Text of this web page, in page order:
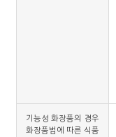
기능성 화장품의 경우
화장품법에 따른 식품